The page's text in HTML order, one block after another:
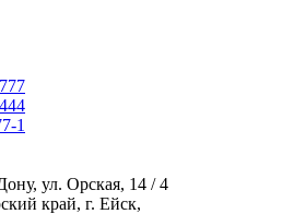
1
ул. Орская, 14 / 4
край, г. Ейск,